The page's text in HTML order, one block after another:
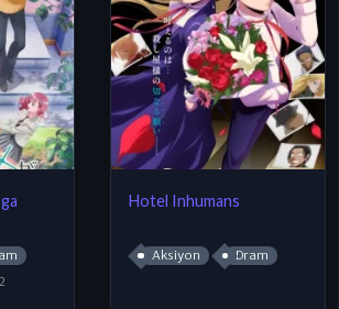
Hotel Inhumans
Aksiyon Dram